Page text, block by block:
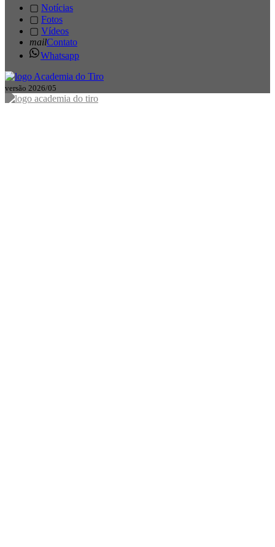
▢ Notícias
▢ Fotos
▢ Vídeos
mailContato
Whatsapp
versão 2026/05